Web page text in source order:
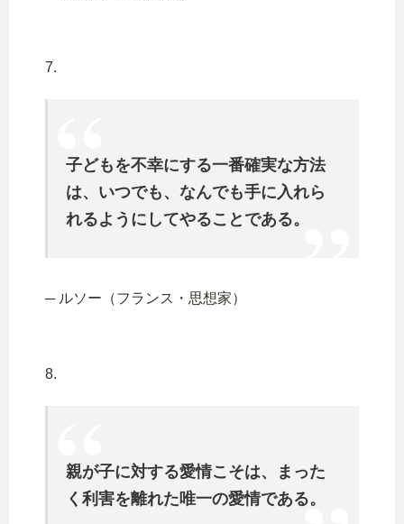
7.
子どもを不幸にする一番確実な方法
は、いつでも、なんでも手に入れら
れるようにしてやることである。
─ ルソー（フランス・思想家）
8.
親が子に対する愛情こそは、まった
く利害を離れた唯一の愛情である。